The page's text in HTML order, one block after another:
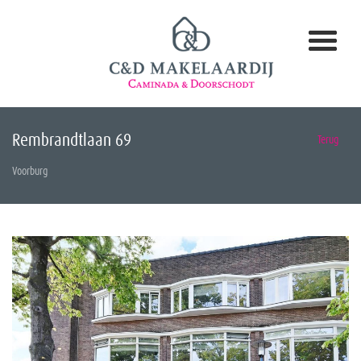
Rembrandtlaan 69
Voorburg
Terug